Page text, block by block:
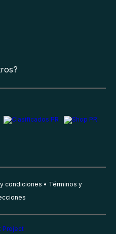
condiciones
Términos y